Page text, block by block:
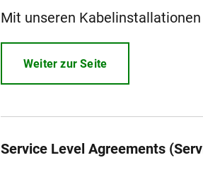
Mit unseren
Weiter zur Seite
Service Level Agreements